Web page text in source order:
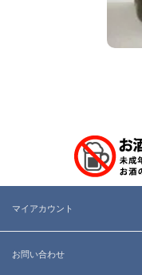
マイアカウント
お問い合わせ